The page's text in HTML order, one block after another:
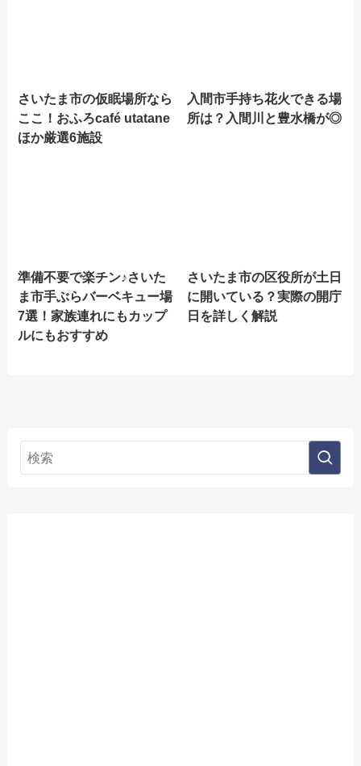
さいたま市の仮眠場所なら
ここ！おふろcafé utatane
ほか厳選6施設
入間市手持ち花火できる場
所は？入間川と豊水橋が◎
準備不要で楽チン♪さいた
ま市手ぶらバーベキュー場
7選！家族連れにもカップ
ルにもおすすめ
さいたま市の区役所が土日
に開いている？実際の開庁
日を詳しく解説